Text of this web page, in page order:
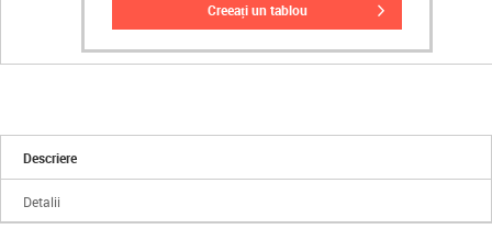
creeați un tablou
Descriere
Detalii